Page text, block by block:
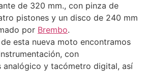
de 320 mm., con pinza de
pistones y un disco de 240 mm
por Brembo.
esta nueva moto encontramos
con
analógico y tacómetro digital, así